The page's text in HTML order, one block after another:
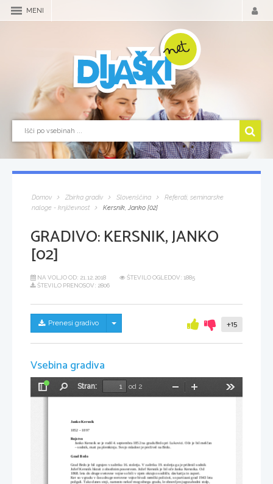
MENI
Domov Zbirka gradiv Slovenščina
Referati, seminarske
naloge - književnost
Kersnik, Janko [02]
GRADIVO:KERSNIK, JANKO
[02]
NA VOLJO OD: 21.12.2018
ŠTEVILO OGLEDOV: 1885
ŠTEVILO PRENOSOV: 2806
Prenesi gradivo Skrij/prikaži meni +15
Vsebina gradiva
Preklopi
Stran:
od 2
Pomanjšaj
Janko Kersnik
1852 – 1897
Rojstvo
Janko Kersnik se je rodil 4. septembra 1852 na gradu Brdo pri Lukovici. Oče je bil meščan
– sodnik, mati pa plemkinja. Svojo mladost je preživel na Brdu.
Grad Brdo
Grad Brdo je bil zgrajen v začetku 16. stoletja. V začetku 19. stoletja ga je priženil sodnik
Jožef Kersnik hkrati z obsežnim posestvom. Jožef Kersnik je bil oče Janka Kersnika. Od
1868. leta do druge svetovne vojne so bili v njem okrajno sodišče, davkarija in zapori.
Ker so v gradu v času druge svetovne vojne bivali nemški policisti, so partizani grad 1943 leta
požgali. Tako danes stoji, namesto nekoč mogočnega gradu, le obnovljen jugozahodni stolp,